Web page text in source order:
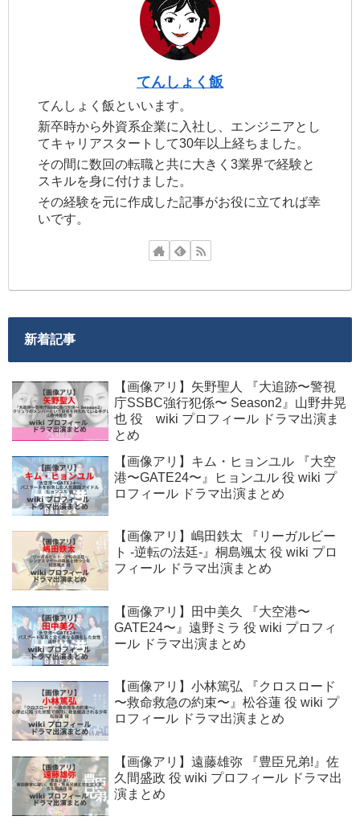
てんしょく飯
てんしょく飯といいます。
新卒時から外資系企業に入社し、エンジニアとし
てキャリアスタートして30年以上経ちました。
その間に数回の転職と共に大きく3業界で経験と
スキルを身に付けました。
その経験を元に作成した記事がお役に立てれば幸
いです。
新着記事
【画像アリ】矢野聖人 『大追跡〜警視
庁SSBC強行犯係〜 Season2』山野井晃
也 役 wiki プロフィール ドラマ出演ま
とめ
【画像アリ】キム・ヒョンユル 『大空
港〜GATE24〜』ヒョンユル 役 wiki プ
ロフィール ドラマ出演まとめ
【画像アリ】嶋田鉄太 『リーガルビー
ト -逆転の法廷-』桐島颯太 役 wiki プロ
フィール ドラマ出演まとめ
【画像アリ】田中美久 『大空港〜
GATE24〜』遠野ミラ 役 wiki プロフィ
ール ドラマ出演まとめ
【画像アリ】小林篤弘 『クロスロード
〜救命救急の約束〜』松谷蓮 役 wiki プ
ロフィール ドラマ出演まとめ
【画像アリ】遠藤雄弥 『豊臣兄弟!』佐
久間盛政 役 wiki プロフィール ドラマ出
演まとめ